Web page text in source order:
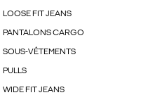
LOOSE FIT JEANS
PANTALONS CARGO
SOUS-VÊTEMENTS
PULLS
WIDE FIT JEANS